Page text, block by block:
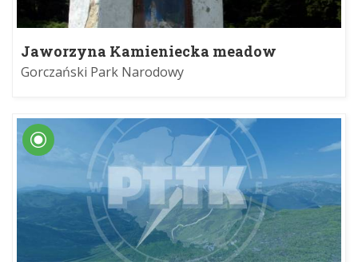
Jaworzyna Kamieniecka meadow
Gorczański Park Narodowy